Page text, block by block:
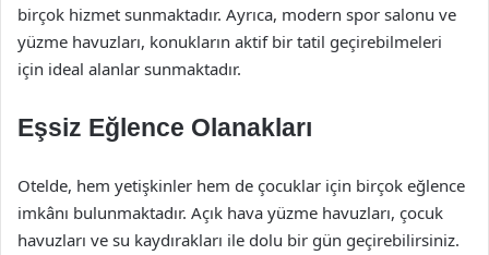
birçok hizmet sunmaktadır. Ayrıca, modern spor salonu ve
yüzme havuzları, konukların aktif bir tatil geçirebilmeleri
için ideal alanlar sunmaktadır.
Eşsiz Eğlence Olanakları
Otelde, hem yetişkinler hem de çocuklar için birçok eğlence
imkânı bulunmaktadır. Açık hava yüzme havuzları, çocuk
havuzları ve su kaydırakları ile dolu bir gün geçirebilirsiniz.